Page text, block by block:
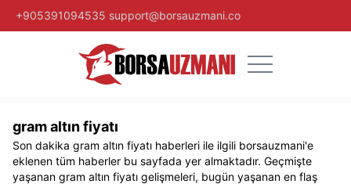
+905391094535 support@borsauzmani.co
gram altın fiyatı
Son dakika gram altın fiyatı haberleri ile ilgili borsauzmani'e
eklenen tüm haberler bu sayfada yer almaktadır. Geçmişte
yaşanan gram altın fiyatı gelişmeleri, bugün yaşanan en flaş